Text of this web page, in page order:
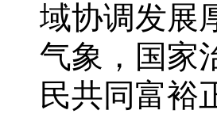
域协调发展
气象，国家
民共同富